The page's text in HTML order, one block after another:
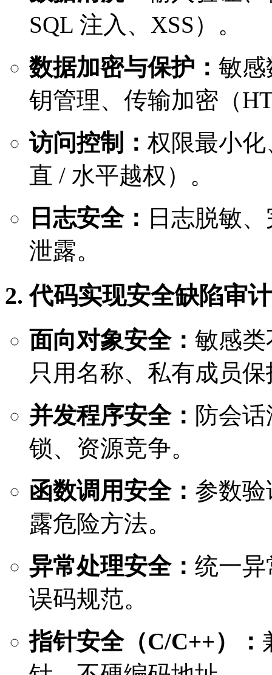
SQL 注入、XSS）。
数据加密与保护： 敏感
钥管理、传输加密（
访问控制： 权限最小
直 / 水平越权）。
日志安全： 日志脱敏
泄露。
2. 代码实现安全缺陷审
面向对象安全： 敏感
只用名称、私有成员
并发程序安全： 防会
锁、资源竞争。
函数调用安全： 参数
露危险方法。
异常处理安全： 统一
误码规范。
指针安全（C/C++）：